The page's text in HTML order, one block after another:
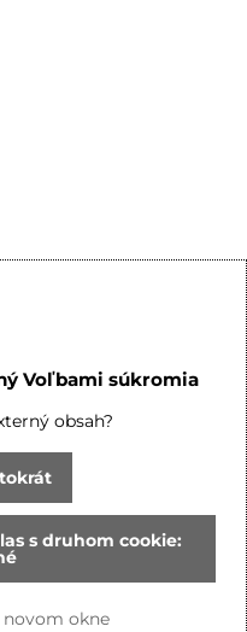
Voľbami súkromia
obsah?
s druhom cookie:
okne